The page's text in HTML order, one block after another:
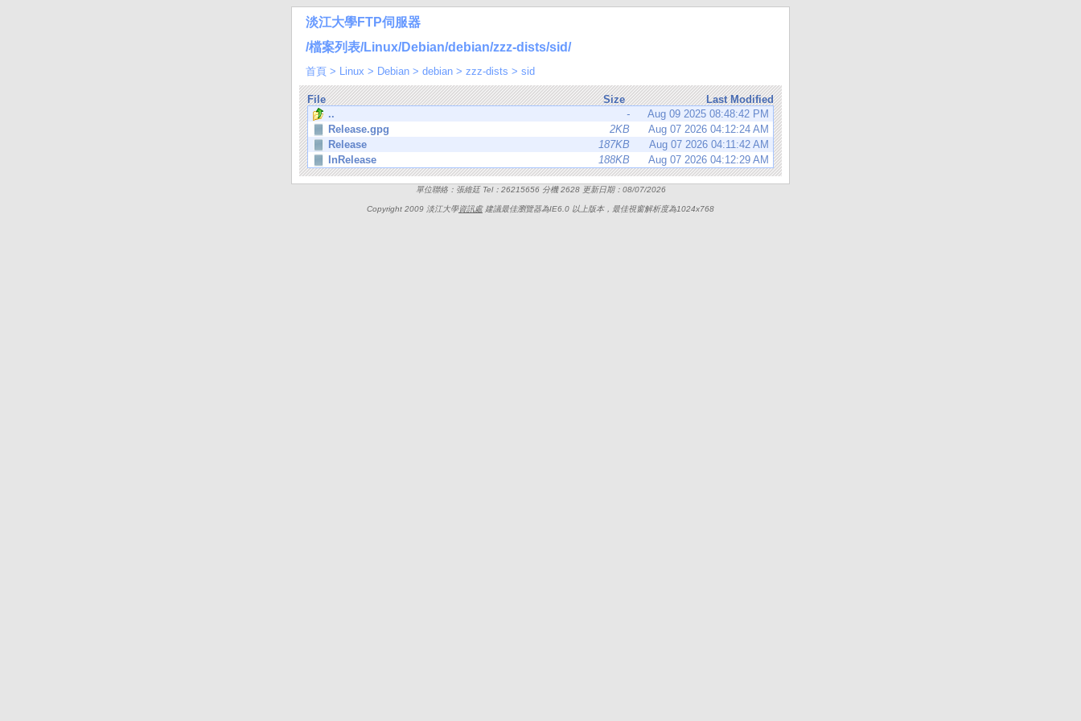
淡江大學FTP伺服器
/檔案列表/Linux/Debian/debian/zzz-dists/sid/
首頁 > Linux > Debian > debian > zzz-dists > sid
File Size
Last Modified
..
-
Aug 09 2025 08:48:42 PM
Release.gpg
2KB
Aug 07 2026 04:12:24 AM
Release
187KB
Aug 07 2026 04:11:42 AM
InRelease
188KB Aug 07 2026 04:12:29 AM
單位聯絡：張維廷 Tel：26215656 分機 2628 更新日期：08/07/2026
Copyright 2009 淡江大學資訊處建議最佳瀏覽器為IE6.0 以上版本，最佳視窗解析度為1024x768